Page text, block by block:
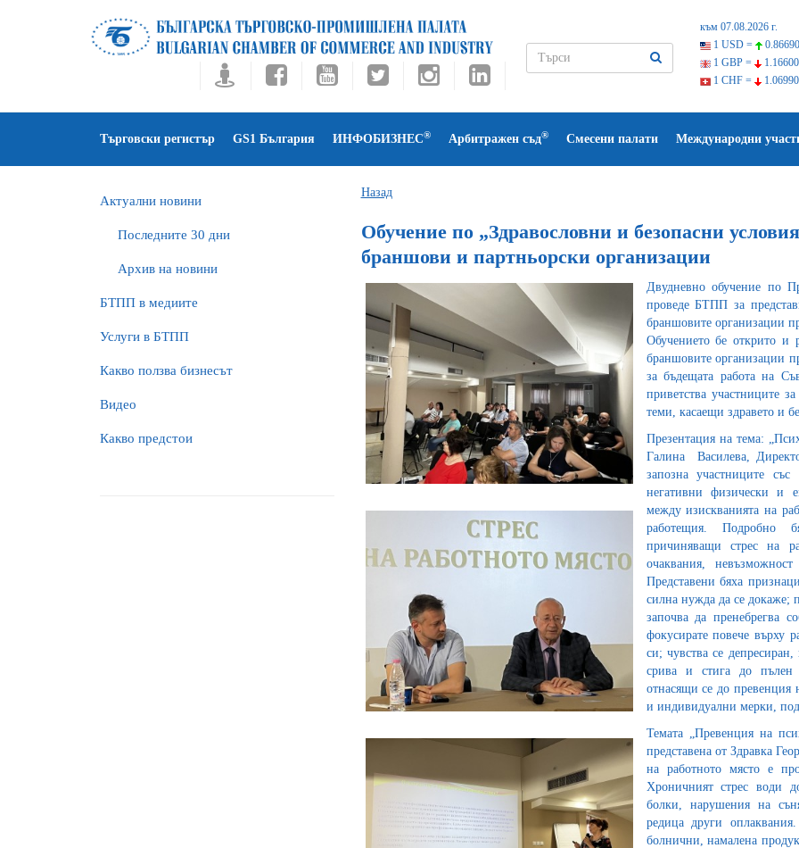
към 07.08.2026 г.
1 USD =
1 GBP =
1 CHF =
Търговски регистър GS1 България ИНФОБИЗНЕС® Арбитражен съд® Смесени палати Международни
Актуални новини
Последните 30 дни
Архив на новини
БTПП в медиите
Услуги в БТПП
Какво ползва бизнесът
Видео
Какво предстои
Назад
Обучение по „Здравословни и безопасни
браншови и партньорски организации
Двудневно обучение по
проведе БТПП за
браншовите организации
Обучението бе открито и
браншовите организации
за бъдещата работа на
приветства участниците
теми, касаещи здравето и
Презентация на тема:
Галина Василева,
запозна участниците
негативни физически и
между изискванията на
работещия. Подробно
причиняващи стрес на
очаквания,
Представени бяха
силна нужда да се докаже;
започва да пренебрегва
фокусирате повече върху
си; чувства се
срива и стига до пълен
отнасящи се до превенция
и индивидуални мерки,
Темата „Превенция на
представена от Здравка
на работното място е
Хроничният стрес води
болки, нарушения на
редица други оплаквания.
болнични, намалена